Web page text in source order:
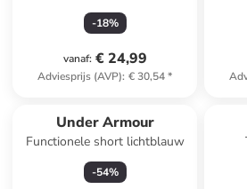
-18%
vanaf: € 24,99
Adviesprijs (AVP): € 30,54*
Under Armour
Functionele short lichtblauw
-54%